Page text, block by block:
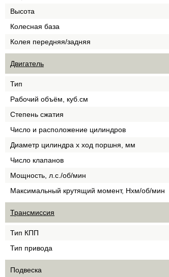
Высота
Колесная база
Колея передняя/задняя
Двигатель
Тип
Рабочий объём, куб.см
Степень сжатия
Число и расположение цилиндров
Диаметр цилиндра х ход поршня, мм
Число клапанов
Мощность, л.с./об/мин
Максимальный крутящий момент, Нхм/об/мин
Трансмиссия
Тип КПП
Тип привода
Подвеска